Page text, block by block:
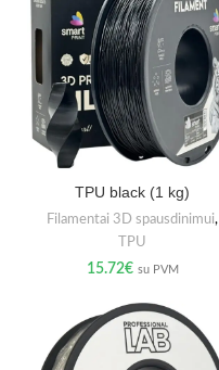
TPU black (1 kg)
Filamentai 3D spausdinimui,
TPU
15.72€ su PVM